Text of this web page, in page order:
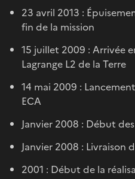
23 avril 2013 :
fin de la mission
15 juillet 2009 : Arrivée
Lagrange L2 de la Terre
14 mai 2009 :
ECA
Janvier 2008 : Début
Janvier 2008 : Livraison
2001 : Début de la